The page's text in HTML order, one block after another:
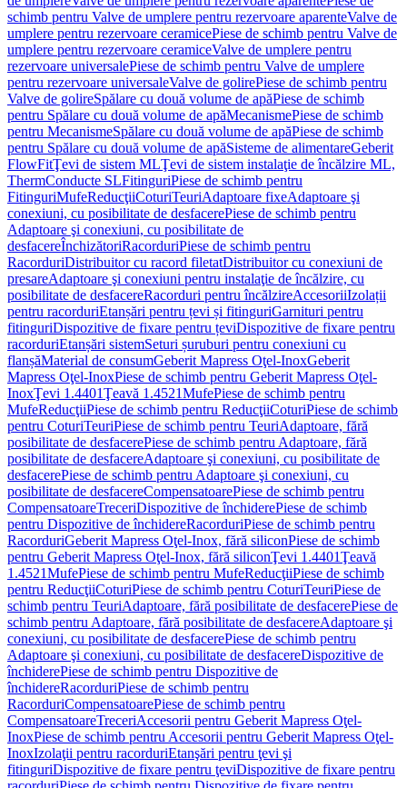
schimb pentru Valve de umplere pentru rezervoare aparenteValve de
umplere pentru rezervoare ceramicePiese de schimb pentru Valve de
umplere pentru rezervoare ceramiceValve de umplere pentru
rezervoare universalePiese de schimb pentru Valve de umplere
pentru rezervoare universaleValve de golirePiese de schimb pentru
Valve de golireSpălare cu două volume de apăPiese de schimb
pentru Spălare cu două volume de apăMecanismePiese de schimb
pentru MecanismeSpălare cu două volume de apăPiese de schimb
pentru Spălare cu două volume de apăSisteme de alimentareGeberit
FlowFitŢevi de sistem MLŢevi de sistem instalaţie de încălzire ML,
ThermConducte SLFitinguriPiese de schimb pentru
FitinguriMufeReducţiiCoturiTeuriAdaptoare fixeAdaptoare şi
conexiuni, cu posibilitate de desfacerePiese de schimb pentru
Adaptoare şi conexiuni, cu posibilitate de
desfacereÎnchizătoriRacorduriPiese de schimb pentru
RacorduriDistribuitor cu racord filetatDistribuitor cu conexiuni de
presareAdaptoare şi conexiuni pentru instalaţie de încălzire, cu
posibilitate de desfacereRacorduri pentru încălzireAccesoriiIzolații
pentru racorduriEtanșări pentru țevi și fitinguriGarnituri pentru
fitinguriDispozitive de fixare pentru țeviDispozitive de fixare pentru
racorduriEtanșări sistemSeturi șuruburi pentru conexiuni cu
flanșăMaterial de consumGeberit Mapress Oţel-InoxGeberit
Mapress Oţel-InoxPiese de schimb pentru Geberit Mapress Oţel-
InoxŢevi 1.4401Ţeavă 1.4521MufePiese de schimb pentru
MufeReducţiiPiese de schimb pentru ReducţiiCoturiPiese de schimb
pentru CoturiTeuriPiese de schimb pentru TeuriAdaptoare, fără
posibilitate de desfacerePiese de schimb pentru Adaptoare, fără
posibilitate de desfacereAdaptoare şi conexiuni, cu posibilitate de
desfacerePiese de schimb pentru Adaptoare şi conexiuni, cu
posibilitate de desfacereCompensatoarePiese de schimb pentru
CompensatoareTreceriDispozitive de închiderePiese de schimb
pentru Dispozitive de închidereRacorduriPiese de schimb pentru
RacorduriGeberit Mapress Oţel-Inox, fără siliconPiese de schimb
pentru Geberit Mapress Oţel-Inox, fără siliconŢevi 1.4401Ţeavă
1.4521MufePiese de schimb pentru MufeReducţiiPiese de schimb
pentru ReducţiiCoturiPiese de schimb pentru CoturiTeuriPiese de
schimb pentru TeuriAdaptoare, fără posibilitate de desfacerePiese de
schimb pentru Adaptoare, fără posibilitate de desfacereAdaptoare şi
conexiuni, cu posibilitate de desfacerePiese de schimb pentru
Adaptoare şi conexiuni, cu posibilitate de desfacereDispozitive de
închiderePiese de schimb pentru Dispozitive de
închidereRacorduriPiese de schimb pentru
RacorduriCompensatoarePiese de schimb pentru
CompensatoareTreceriAccesorii pentru Geberit Mapress Oţel-
InoxPiese de schimb pentru Accesorii pentru Geberit Mapress Oţel-
InoxIzolaţii pentru racorduriEtanşări pentru ţevi şi
fitinguriDispozitive de fixare pentru ţeviDispozitive de fixare pentru